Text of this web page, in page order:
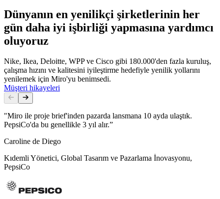
Dünyanın en yenilikçi şirketlerinin her
gün daha iyi işbirliği yapmasına yardımcı
oluyoruz
Nike, Ikea, Deloitte, WPP ve Cisco gibi 180.000'den fazla kuruluş,
çalışma hızını ve kalitesini iyileştirme hedefiyle yenilik yollarını
yenilemek için Miro'yu benimsedi.
Müşteri hikayeleri
"Miro ile proje brief'inden pazarda lansmana 10 ayda ulaştık.
PepsiCo'da bu genellikle 3 yıl alır.”
Caroline de Diego
Kıdemli Yönetici, Global Tasarım ve Pazarlama İnovasyonu,
PepsiCo